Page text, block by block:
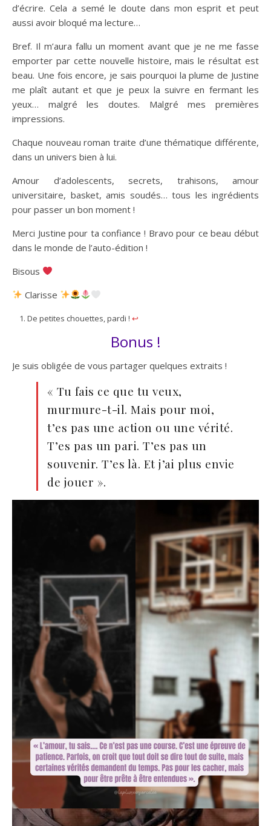
d’écrire. Cela a semé le doute dans mon esprit et peut
aussi avoir bloqué ma lecture…
Bref. Il m’aura fallu un moment avant que je ne me fasse
emporter par cette nouvelle histoire, mais le résultat est
beau. Une fois encore, je sais pourquoi la plume de Justine
me plaît autant et que je peux la suivre en fermant les
yeux… malgré les doutes. Malgré mes premières
impressions.
Chaque nouveau roman traite d’une thématique différente,
dans un univers bien à lui.
Amour d’adolescents, secrets, trahisons, amour
universitaire, basket, amis soudés… tous les ingrédients
pour passer un bon moment !
Merci Justine pour ta confiance ! Bravo pour ce beau début
dans le monde de l’auto-édition !
Bisous
Clarisse
De petites chouettes, pardi ! ↩︎
Bonus !
Je suis obligée de vous partager quelques extraits !
« Tu fais ce que tu veux,
murmure-t-il. Mais pour moi,
t’es pas une action ou une vérité.
T’es pas un pari. T’es pas un
souvenir. T’es là. Et j’ai plus envie
de jouer ».